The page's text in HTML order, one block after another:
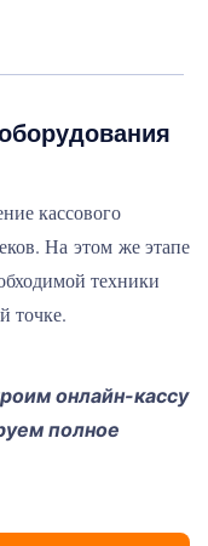
кассового
На этом же этапе
техники
точке.
онлайн-кассу
полное